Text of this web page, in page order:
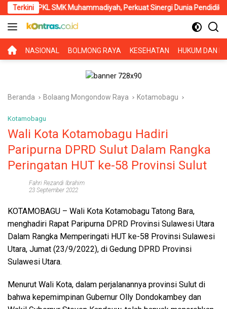
Langsung
ke
konten
Terkini
SMK Muhammadiyah, Perkuat Sinergi Dunia Pendidikan dan
BERANDA
NASIONAL BOLMONG RAYA KESEHATAN HUKUM DAN
Beranda Bolaang Mongondow Raya Kotamobagu
Kotamobagu
Wali Kota Kotamobagu Hadiri
Paripurna DPRD Sulut Dalam Rangka
Peringatan HUT ke-58 Provinsi Sulut
Fahri Rezandi Ibrahim
23 September 2022
KOTAMOBAGU – Wali Kota Kotamobagu Tatong Bara,
menghadiri Rapat Paripurna DPRD Provinsi Sulawesi Utara
Dalam Rangka Memperingati HUT ke-58 Provinsi Sulawesi
Utara, Jumat (23/9/2022), di Gedung DPRD Provinsi
Sulawesi Utara.
Menurut Wali Kota, dalam perjalanannya provinsi Sulut di
bahwa kepemimpinan Gubernur Olly Dondokambey dan